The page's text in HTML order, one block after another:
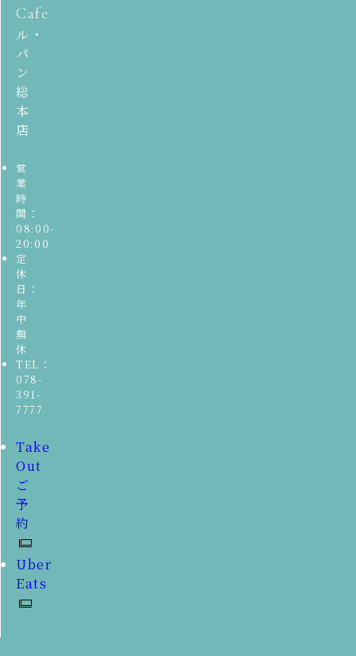
Cafe
ル・
パ
ン
総
本
店
営
業
時
間：
08:00-
20:00
定
休
日：
年
中
無
休
TEL：
078-
391-
7777
Take
Out
ご
予
約
Uber
Eats